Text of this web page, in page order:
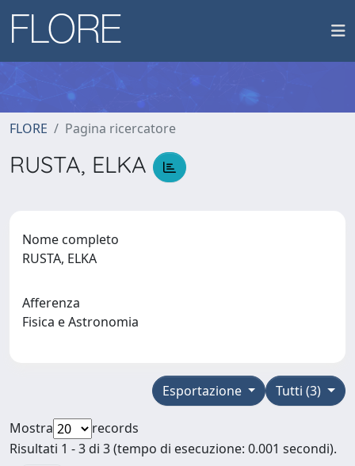
FLORE Pagina ricercatore
RUSTA, ELKA
Nome completo
RUSTA, ELKA
Afferenza
Fisica e Astronomia
Tutti (3)
Esportazione
Mostra
records
Risultati 1 - 3 di 3 (tempo di esecuzione: 0.001 secondi).